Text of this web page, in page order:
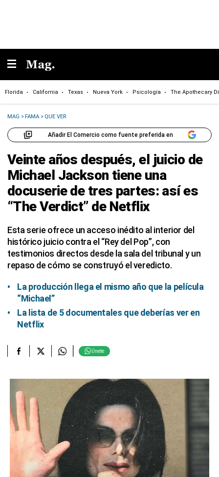
Florida California Texas Nueva York Psicología The Apothecary
MAG >FAMA > QUE VER
Añadir El Comercio como fuente preferida en
Veinte años después, el juicio de
Michael Jackson tiene una
docuserie de tres partes: así es
“The Verdict” de Netflix
Esta serie ofrece un acceso inédito al interior del
histórico juicio contra el “Rey del Pop”, con
testimonios directos desde la sala del tribunal y un
repaso de cómo se construyó el veredicto.
La producción llega el mismo año que la película
“Michael”
La lista de 5 documentales que deberías ver en
Netflix
Únete